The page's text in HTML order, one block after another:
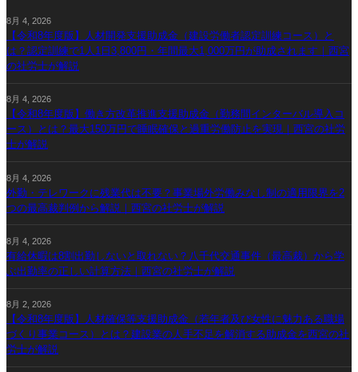
8月 4, 2026
【令和8年度版】人材開発支援助成金（建設労働者認定訓練コース）と
は？認定訓練で1人1日3,800円・年間最大1,000万円が助成されます｜西宮
の社労士が解説
8月 4, 2026
【令和8年度版】働き方改革推進支援助成金（勤務間インターバル導入コ
ース）とは？最大150万円で睡眠確保と過重労働防止を実現｜西宮の社労
士が解説
8月 4, 2026
外勤・テレワークに残業代は不要？事業場外労働みなし制の適用限界を2
つの最高裁判例から解説｜西宮の社労士が解説
8月 4, 2026
有給休暇は8割出勤しないと取れない？八千代交通事件（最高裁）から学
ぶ出勤率の正しい計算方法｜西宮の社労士が解説
8月 2, 2026
【令和8年度版】人材確保等支援助成金（若年者及び女性に魅力ある職場
づくり事業コース）とは？建設業の人手不足を解消する助成金を西宮の社
労士が解説